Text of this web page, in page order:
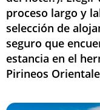
proceso largo y
selección de
seguro que
estancia en el
Pirineos